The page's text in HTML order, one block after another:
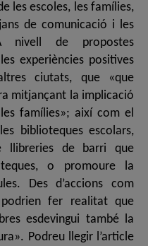
les escoles, les famílies,
de comunicació i les
nivell de propostes
experiències positives
ciutats, que «que
mitjançant la implicació
famílies»; així com el
biblioteques escolars,
llibreries de barri que
o promoure la
Des d’accions com
fer realitat que
esdevingui també la
Podreu llegir l’article